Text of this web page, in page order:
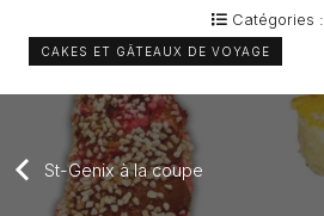
Catégories :
CAKES ET GÂTEAUX DE VOYAGE
St-Genix à la coupe